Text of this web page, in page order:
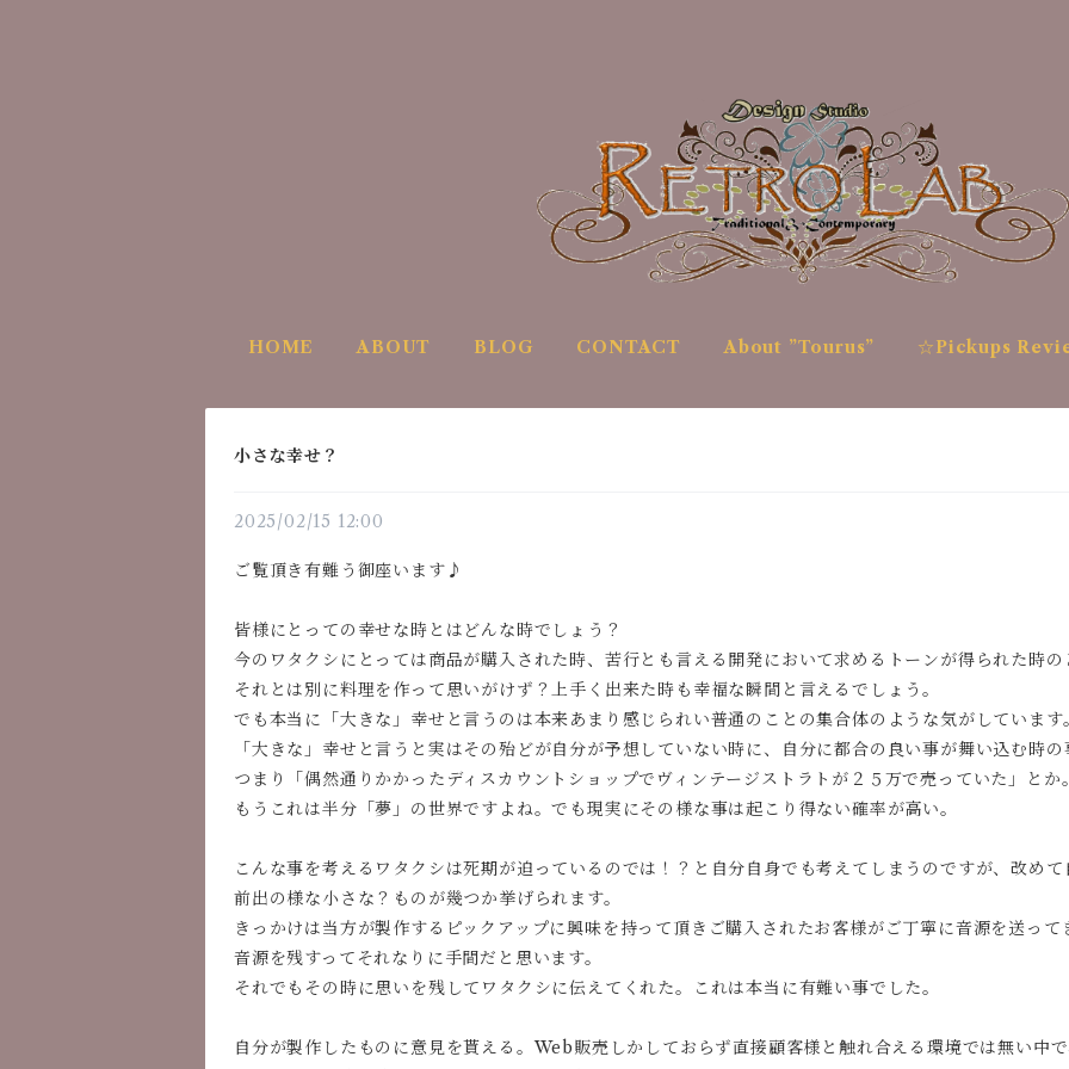
HOME ABOUT BLOG CONTACT About ”Tourus” ☆Pickups
小さな幸せ？
2025/02/15 12:00
ご覧頂き有難う御座います♪
皆様にとっての幸せな時とはどんな時でしょう？
今のワタクシにとっては商品が購入された時、苦行とも言える開発において求めるトーンが得られた時
それとは別に料理を作って思いがけず？上手く出来た時も幸福な瞬間と言えるでしょう。
でも本当に「大きな」幸せと言うのは本来あまり感じられい普通のことの集合体のような気がしています
「大きな」幸せと言うと実はその殆どが自分が予想していない時に、自分に都合の良い事が舞い込む時
つまり「偶然通りかかったディスカウントショップでヴィンテージストラトが２５万で売っていた」とか
もうこれは半分「夢」の世界ですよね。でも現実にその様な事は起こり得ない確率が高い。
こんな事を考えるワタクシは死期が迫っているのでは！？と自分自身でも考えてしまうのですが、改め
前出の様な小さな？ものが幾つか挙げられます。
きっかけは当方が製作するピックアップに興味を持って頂きご購入されたお客様がご丁寧に音源を送って
音源を残すってそれなりに手間だと思います。
それでもその時に思いを残してワタクシに伝えてくれた。これは本当に有難い事でした。
自分が製作したものに意見を貰える。Web販売しかしておらず直接顧客様と触れ合える環境では無い中